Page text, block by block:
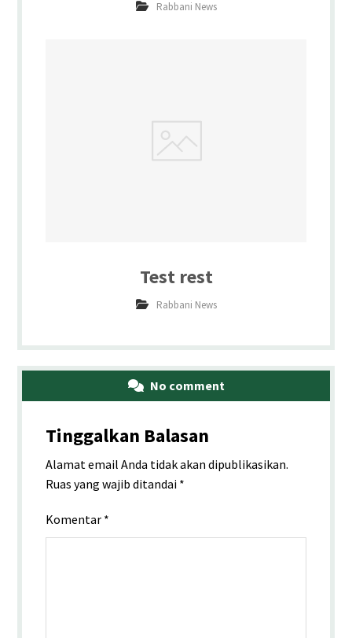
Rabbani News
Test rest
Rabbani News
No comment
Tinggalkan Balasan
Alamat email Anda tidak akan dipublikasikan.
Ruas yang wajib ditandai *
Komentar *